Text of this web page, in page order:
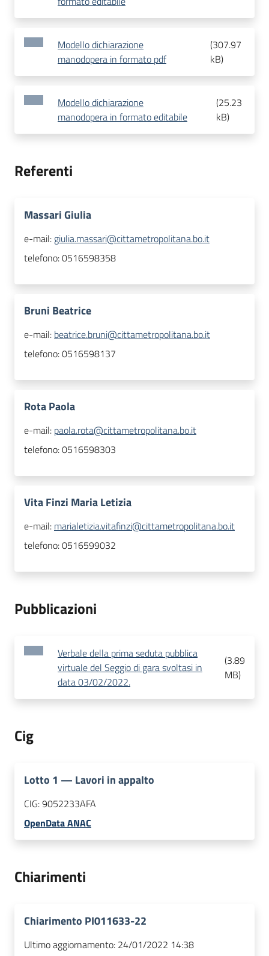
Modello dichiarazione
manodopera in formato pdf
(307.97
kB)
Modello dichiarazione
manodopera in formato editabile
(25.23
kB)
Referenti
Massari Giulia
e-mail: giulia.massari@cittametropolitana.bo.it
telefono:0516598358
Bruni Beatrice
e-mail: beatrice.bruni@cittametropolitana.bo.it
telefono:0516598137
Rota Paola
e-mail: paola.rota@cittametropolitana.bo.it
telefono:0516598303
Vita Finzi Maria Letizia
e-mail: marialetizia.vitafinzi@cittametropolitana.bo.it
telefono:0516599032
Pubblicazioni
Verbale della prima seduta pubblica
virtuale del Seggio di gara svoltasi in
data 03/02/2022.
(3.89
MB)
Cig
Lotto 1 — Lavori in appalto
CIG:9052233AFA
OpenData ANAC
Chiarimenti
Chiarimento PI011633-22
Ultimo aggiornamento: 24/01/2022 14:38